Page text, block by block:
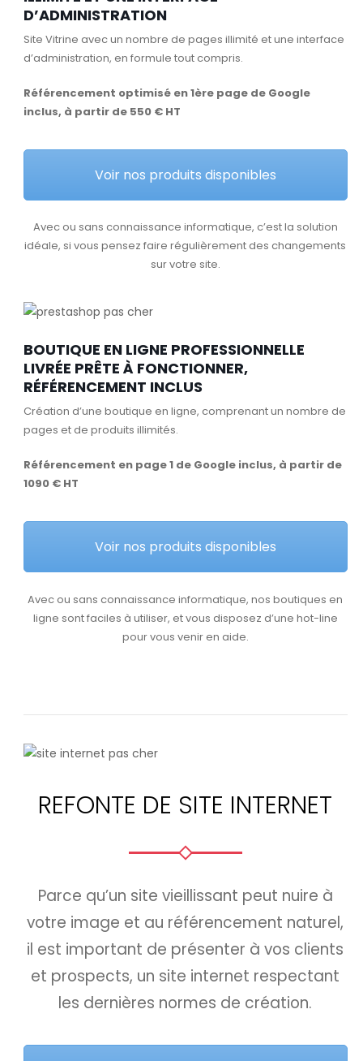
D’ADMINISTRATION
Site Vitrine avec un nombre de pages illimité et une interface
d’administration, en formule tout compris.
Référencement optimisé en 1ère page de Google
inclus, à partir de 550 € HT
Voir nos produits disponibles
Avec ou sans connaissance informatique, c’est la solution
idéale, si vous pensez faire régulièrement des changements
sur votre site.
BOUTIQUE EN LIGNE PROFESSIONNELLE
LIVRÉE PRÊTE À FONCTIONNER,
RÉFÉRENCEMENT INCLUS
Création d’une boutique en ligne, comprenant un nombre de
pages et de produits illimités.
Référencement en page 1 de Google inclus, à partir de
1090 € HT
Voir nos produits disponibles
Avec ou sans connaissance informatique, nos boutiques en
ligne sont faciles à utiliser, et vous disposez d’une hot-line
pour vous venir en aide.
REFONTE DE SITE INTERNET
Parce qu’un site vieillissant peut nuire à
votre image et au référencement naturel,
il est important de présenter à vos clients
et prospects, un site internet respectant
les dernières normes de création.